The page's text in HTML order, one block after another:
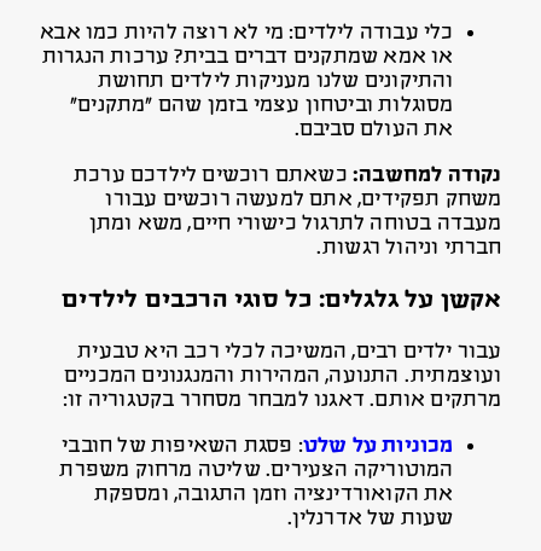
כלי עבודה לילדים: מי לא רוצה להיות כמו אבא
או אמא שמתקנים דברים בבית? ערכות הנגרות
והתיקונים שלנו מעניקות לילדים תחושת
מסוגלות וביטחון עצמי בזמן שהם “מתקנים”
את העולם סביבם.
נקודה למחשבה: כשאתם רוכשים לילדכם ערכת
משחק תפקידים, אתם למעשה רוכשים עבורו
מעבדה בטוחה לתרגול כישורי חיים, משא ומתן
חברתי וניהול רגשות.
אקשן על גלגלים: כל סוגי הרכבים לילדים
עבור ילדים רבים, המשיכה לכלי רכב היא טבעית
ועוצמתית. התנועה, המהירות והמנגנונים המכניים
מרתקים אותם. דאגנו למבחר מסחרר בקטגוריה זו:
מכוניות על שלט: פסגת השאיפות של חובבי
המוטוריקה הצעירים. שליטה מרחוק משפרת
את הקואורדינציה וזמן התגובה, ומספקת
שעות של אדרנלין.